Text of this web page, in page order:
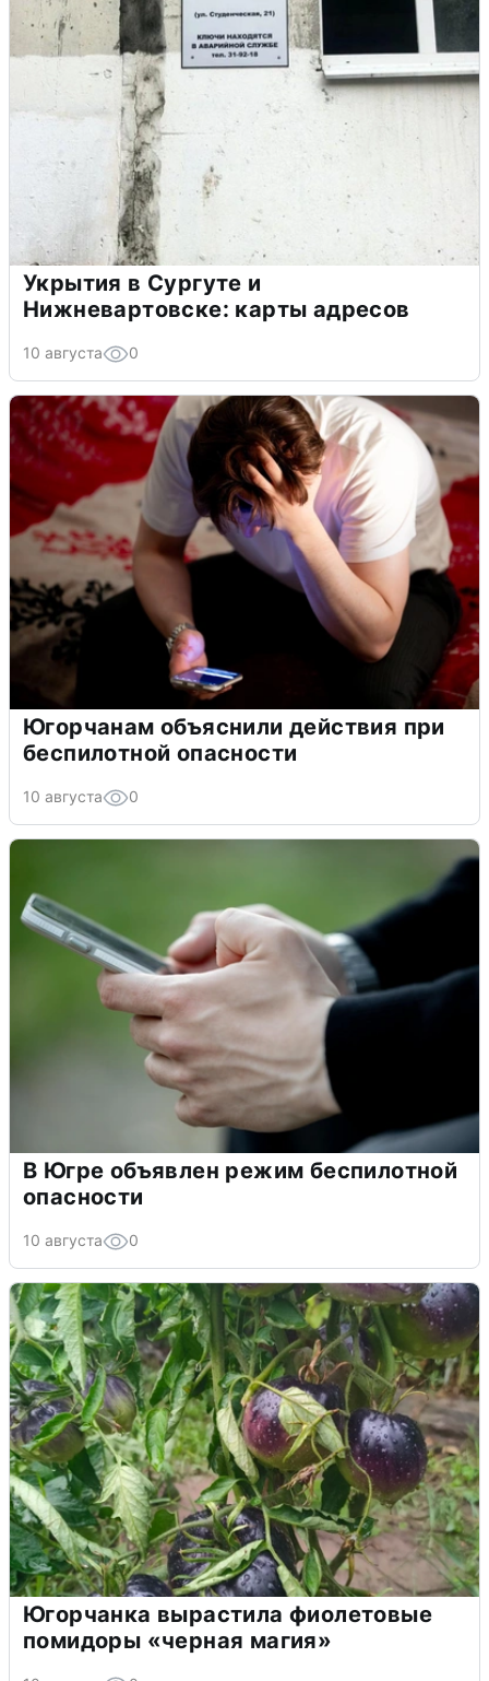
Укрытия в Сургуте и
Нижневартовске: карты адресов
10 августа 0
Югорчанам объяснили действия при
беспилотной опасности
10 августа 0
В Югре объявлен режим беспилотной
опасности
10 августа 0
Югорчанка вырастила фиолетовые
помидоры «черная магия»